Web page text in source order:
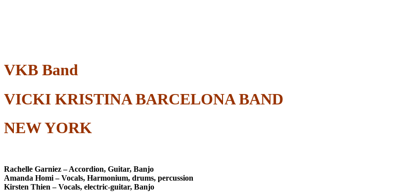
VKB Band
VICKI KRISTINA BARCELONA BAND
NEW YORK
Rachelle Garniez – Accordion, Guitar, Banjo
Amanda Homi – Vocals, Harmonium, drums, percussion
Kirsten Thien – Vocals, electric-guitar, Banjo